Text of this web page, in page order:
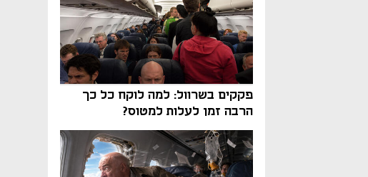
פקקים בשרוול: למה לוקח כל כך
הרבה זמן לעלות למטוס?